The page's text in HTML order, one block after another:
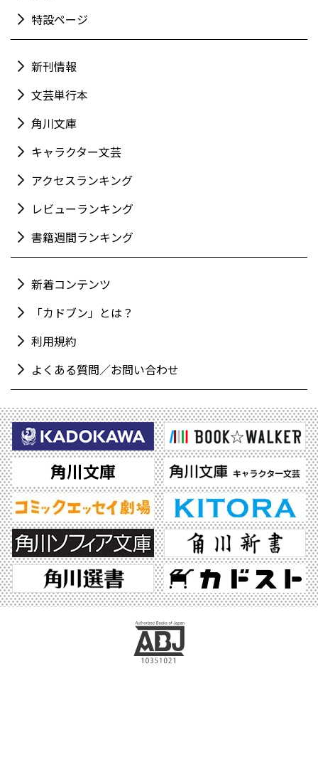
特設ページ
新刊情報
文芸単行本
角川文庫
キャラクター文芸
アクセスランキング
レビューランキング
書籍週間ランキング
新着コンテンツ
「カドブン」とは？
利用規約
よくある質問／お問い合わせ